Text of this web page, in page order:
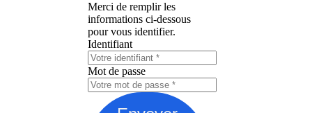
Merci de remplir les
informations ci-dessous
pour vous identifier.
Identifiant
Mot de passe